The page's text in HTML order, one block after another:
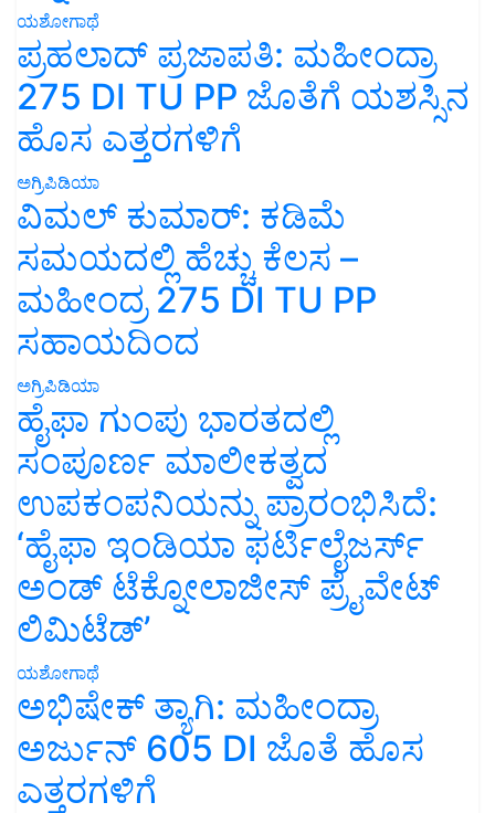
ಯಶೋಗಾಥೆ
ಪ್ರಹಲಾದ್ ಪ್ರಜಾಪತಿ: ಮಹೀಂದ್ರಾ
275 DI TU PP ಜೊತೆಗೆ ಯಶಸ್ಸಿನ
ಹೊಸ ಎತ್ತರಗಳಿಗೆ
ಅಗ್ರಿಪಿಡಿಯಾ
ವಿಮಲ್ ಕುಮಾರ್: ಕಡಿಮೆ
ಸಮಯದಲ್ಲಿ ಹೆಚ್ಚು ಕೆಲಸ –
ಮಹೀಂದ್ರ 275 DI TU PP
ಸಹಾಯದಿಂದ
ಅಗ್ರಿಪಿಡಿಯಾ
ಹೈಫಾ ಗುಂಪು ಭಾರತದಲ್ಲಿ
ಸಂಪೂರ್ಣ ಮಾಲೀಕತ್ವದ
ಉಪಕಂಪನಿಯನ್ನು ಪ್ರಾರಂಭಿಸಿದೆ:
‘ಹೈಫಾ ಇಂಡಿಯಾ ಫರ್ಟಿಲೈಜರ್ಸ್
ಅಂಡ್ ಟೆಕ್ನೋಲಾಜೀಸ್ ಪ್ರೈವೇಟ್
ಲಿಮಿಟೆಡ್’
ಯಶೋಗಾಥೆ
ಅಭಿಷೇಕ್ ತ್ಯಾಗಿ: ಮಹೀಂದ್ರಾ
ಅರ್ಜುನ್ 605 DI ಜೊತೆ ಹೊಸ
ಎತ್ತರಗಳಿಗೆ